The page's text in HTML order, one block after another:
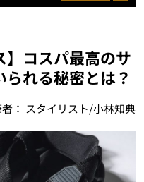
】コスパ最高のサ
れる秘密とは？
： スタイリスト/小林知典